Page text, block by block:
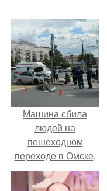
Машина сбила
людей на
пешеходном
переходе в Омске,
пострадали 8
человек.